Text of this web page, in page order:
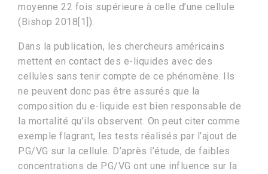
moyenne 22 fois supérieure à celle d’une cellule
(Bishop 2018[1]).
Dans la publication, les chercheurs américains
mettent en contact des e-liquides avec des
cellules sans tenir compte de ce phénomène. Ils
ne peuvent donc pas être assurés que la
composition du e-liquide est bien responsable de
la mortalité qu’ils observent. On peut citer comme
exemple flagrant, les tests réalisés par l’ajout de
PG/VG sur la cellule. D’après l’étude, de faibles
concentrations de PG/VG ont une influence sur la